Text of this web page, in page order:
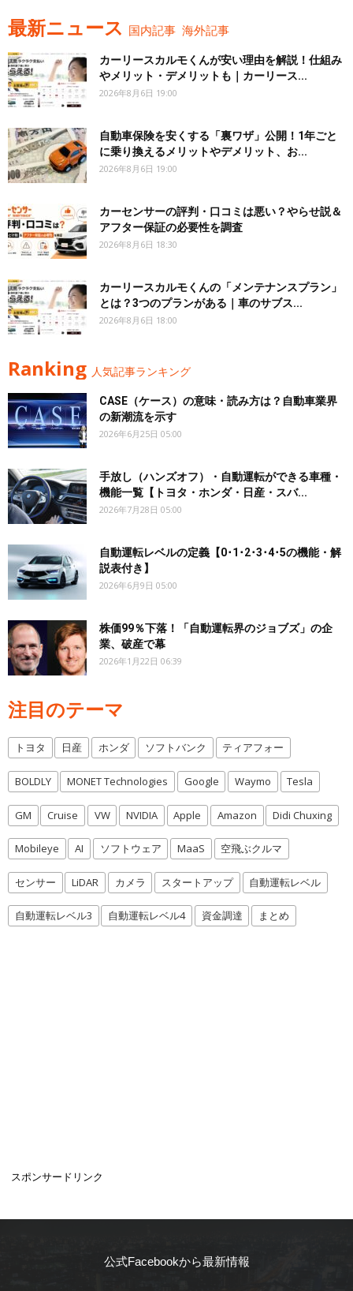
最新ニュース 国内記事 海外記事
カーリースカルモくんが安い理由を解説！仕組み
やメリット・デメリットも｜カーリース...
2026年8月6日 19:00
自動車保険を安くする「裏ワザ」公開！1年ごと
に乗り換えるメリットやデメリット、お...
2026年8月6日 19:00
カーセンサーの評判・口コミは悪い？やらせ説＆
アフター保証の必要性を調査
2026年8月6日 18:30
カーリースカルモくんの「メンテナンスプラン」
とは？3つのプランがある｜車のサブス...
2026年8月6日 18:00
Ranking 人気記事ランキング
CASE（ケース）の意味・読み方は？自動車業界
の新潮流を示す
2026年6月25日 05:00
手放し（ハンズオフ）・自動運転ができる車種・
機能一覧【トヨタ・ホンダ・日産・スバ...
2026年7月28日 05:00
自動運転レベルの定義【0･1･2･3･4･5の機能・解
説表付き】
2026年6月9日 05:00
株価99％下落！「自動運転界のジョブズ」の企
業、破産で幕
2026年1月22日 06:39
注目のテーマ
トヨタ 日産 ホンダ ソフトバンク ティアフォー
BOLDLY MONET Technologies Google Waymo Tesla
GM Cruise VW NVIDIA Apple Amazon Didi Chuxing
Mobileye AI ソフトウェア MaaS 空飛ぶクルマ
センサー LiDAR カメラ スタートアップ 自動運転レベル
自動運転レベル3 自動運転レベル4 資金調達 まとめ
スポンサードリンク
公式Facebookから最新情報